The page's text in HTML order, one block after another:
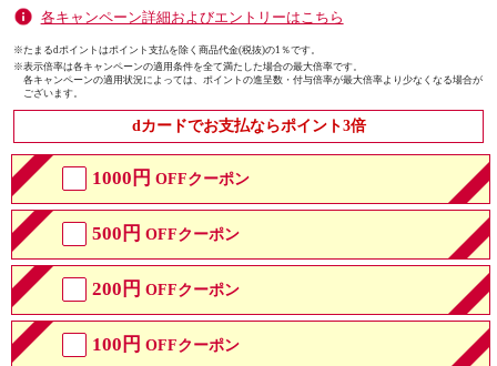
各キャンペーン詳細およびエントリーはこちら
※たまるdポイントはポイント支払を除く商品代金(税抜)の1％です。
※表示倍率は各キャンペーンの適用条件を全て満たした場合の最大倍率です。
各キャンペーンの適用状況によっては、ポイントの進呈数・付与倍率が最大倍率より少なくなる場合が
ございます。
dカードでお支払ならポイント3倍
1000円 OFFクーポン
500円 OFFクーポン
200円 OFFクーポン
100円 OFFクーポン